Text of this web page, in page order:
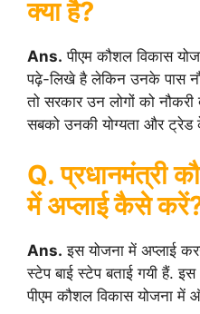
क्या है?
Ans. पीएम कौशल विकास
पढ़े-लिखे है लेकिन उनके पास
तो सरकार उन लोगों को
सबको उनकी योग्यता और ट्रेड
Q. प्रधानमंत्री
में अप्लाई कैसे
Ans. इस योजना में अप्लाई
स्टेप बाई स्टेप बताई गयी हैं.
पीएम कौशल विकास योजना